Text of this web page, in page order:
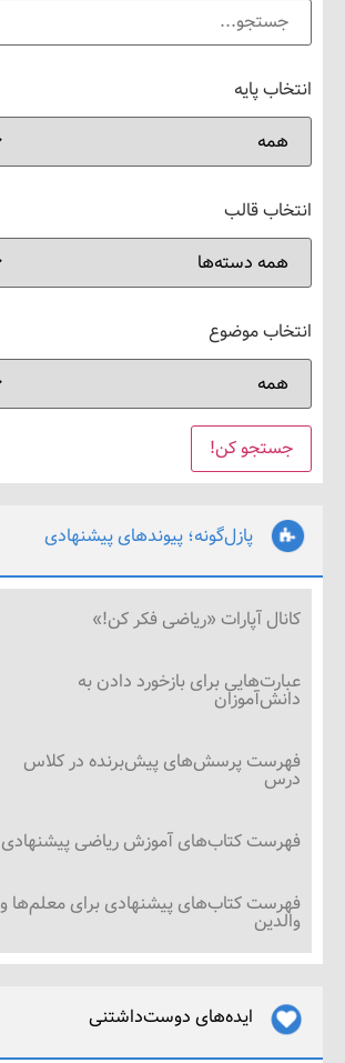
انتخاب پایه
انتخاب قالب
انتخاب موضوع
پازل‌گونه؛ پیوندهای پیشنهادی
کانال آپارات «ریاضی فکر کن!»
عبارت‌هایی برای بازخورد دادن به
دانش‌آموزان
فهرست پرسش‌های پیش‌برنده در کلاس
درس
فهرست کتاب‌های آموزش ریاضی پیشنهادی
فهرست کتاب‌های پیشنهادی برای معلم‌ها و
والدین
ایده‌های دوست‌داشتنی